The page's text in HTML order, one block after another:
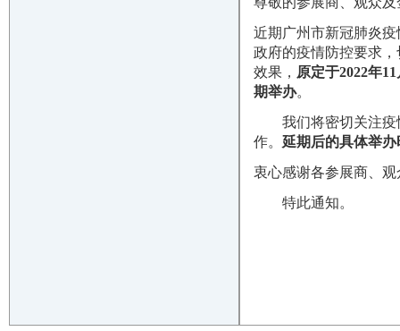
近期广州市新冠肺炎
政府的疫情防控要求
效果， 原定于2022年11
期举办。
我们将密切关注疫
作。 延期后的具体举
衷心感谢各参展商、
特此通知。